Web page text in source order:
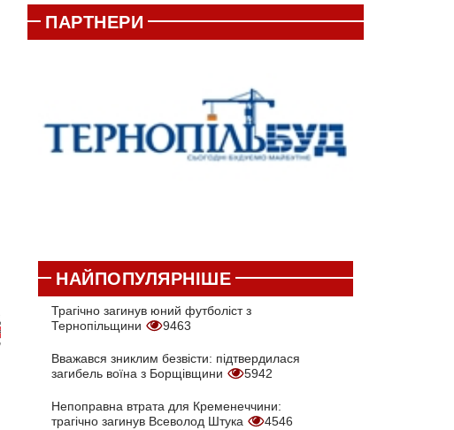
ПАРТНЕРИ
НАЙПОПУЛЯРНІШЕ
Трагічно загинув юний футболіст з
Тернопільщини
9463
Вважався зниклим безвісти: підтвердилася
загибель воїна з Борщівщини
5942
Непоправна втрата для Кременеччини:
трагічно загинув Всеволод Штука
4546